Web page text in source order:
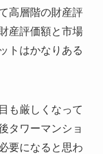
高層階の財産評
産評価額と市場
トはかなりある
も厳しくなって
タワーマンショ
要になると思わ